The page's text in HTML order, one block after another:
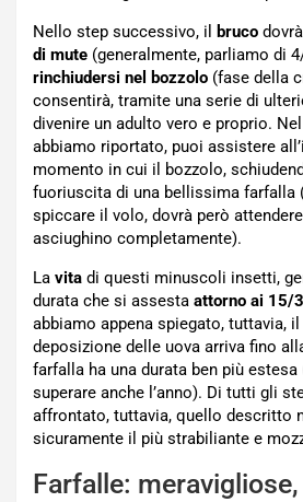
Nello step successivo, il
bruco
di mute (generalmente, parliamo di
rinchiudersi nel bozzolo (fase della
consentirà, tramite una serie di
divenire un adulto vero e proprio.
abbiamo riportato, puoi assistere
momento in cui il bozzolo,
fuoriuscita di una bellissima farfalla
spiccare il volo, dovrà però
asciughino completamente).
La vita di questi minuscoli insetti,
durata che si assesta attorno ai 15/
abbiamo appena spiegato, tuttavia,
deposizione delle uova arriva fino
farfalla ha una durata ben più
superare anche l’anno). Di tutti gli
affrontato, tuttavia, quello descritto
sicuramente il più strabiliante e
Farfalle: